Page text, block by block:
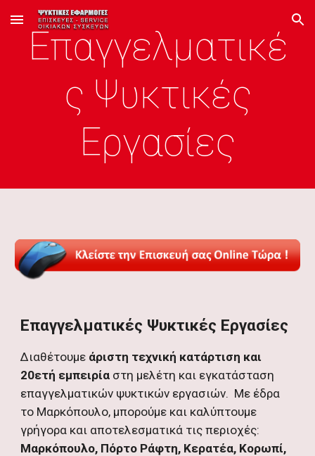
Skip to main content Skip to navigation
Επαγγελματικέ
ς Ψυκτικές
Εργασίες
Επαγγελματικές Ψυκτικές Εργασίες
Διαθέτουμε άριστη τεχνική κατάρτιση και
20ετή εμπειρία στη μελέτη και εγκατάσταση
επαγγελματικών ψυκτικών εργασιών. Με έδρα
το Μαρκόπουλο, μπορούμε και καλύπτουμε
γρήγορα και αποτελεσματικά τις περιοχές:
Μαρκόπουλο, Πόρτο Ράφτη, Κερατέα, Κορωπί,